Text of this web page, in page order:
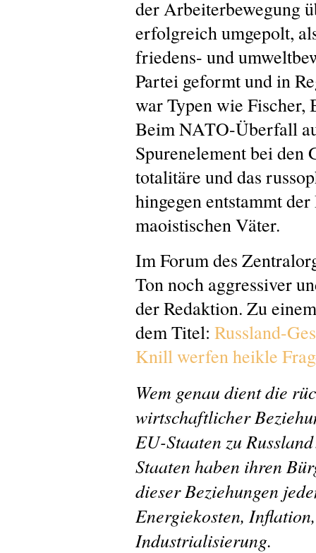
der Arbeiterbewegung
erfolgreich umgepolt,
friedens- und
Partei geformt und in
war Typen wie Fischer,
Beim NATO-Überfall
Spurenelement bei den
totalitäre und das
hingegen entstammt
maoistischen Väter.
Im Forum des
Ton noch aggressiver
der Redaktion. Zu
dem Titel: Russland-
Knill werfen heikle
Wem genau dient die
wirtschaftlicher
EU-Staaten zu
Staaten haben ihren
dieser Beziehungen
Energiekosten,
Industrialisierung.